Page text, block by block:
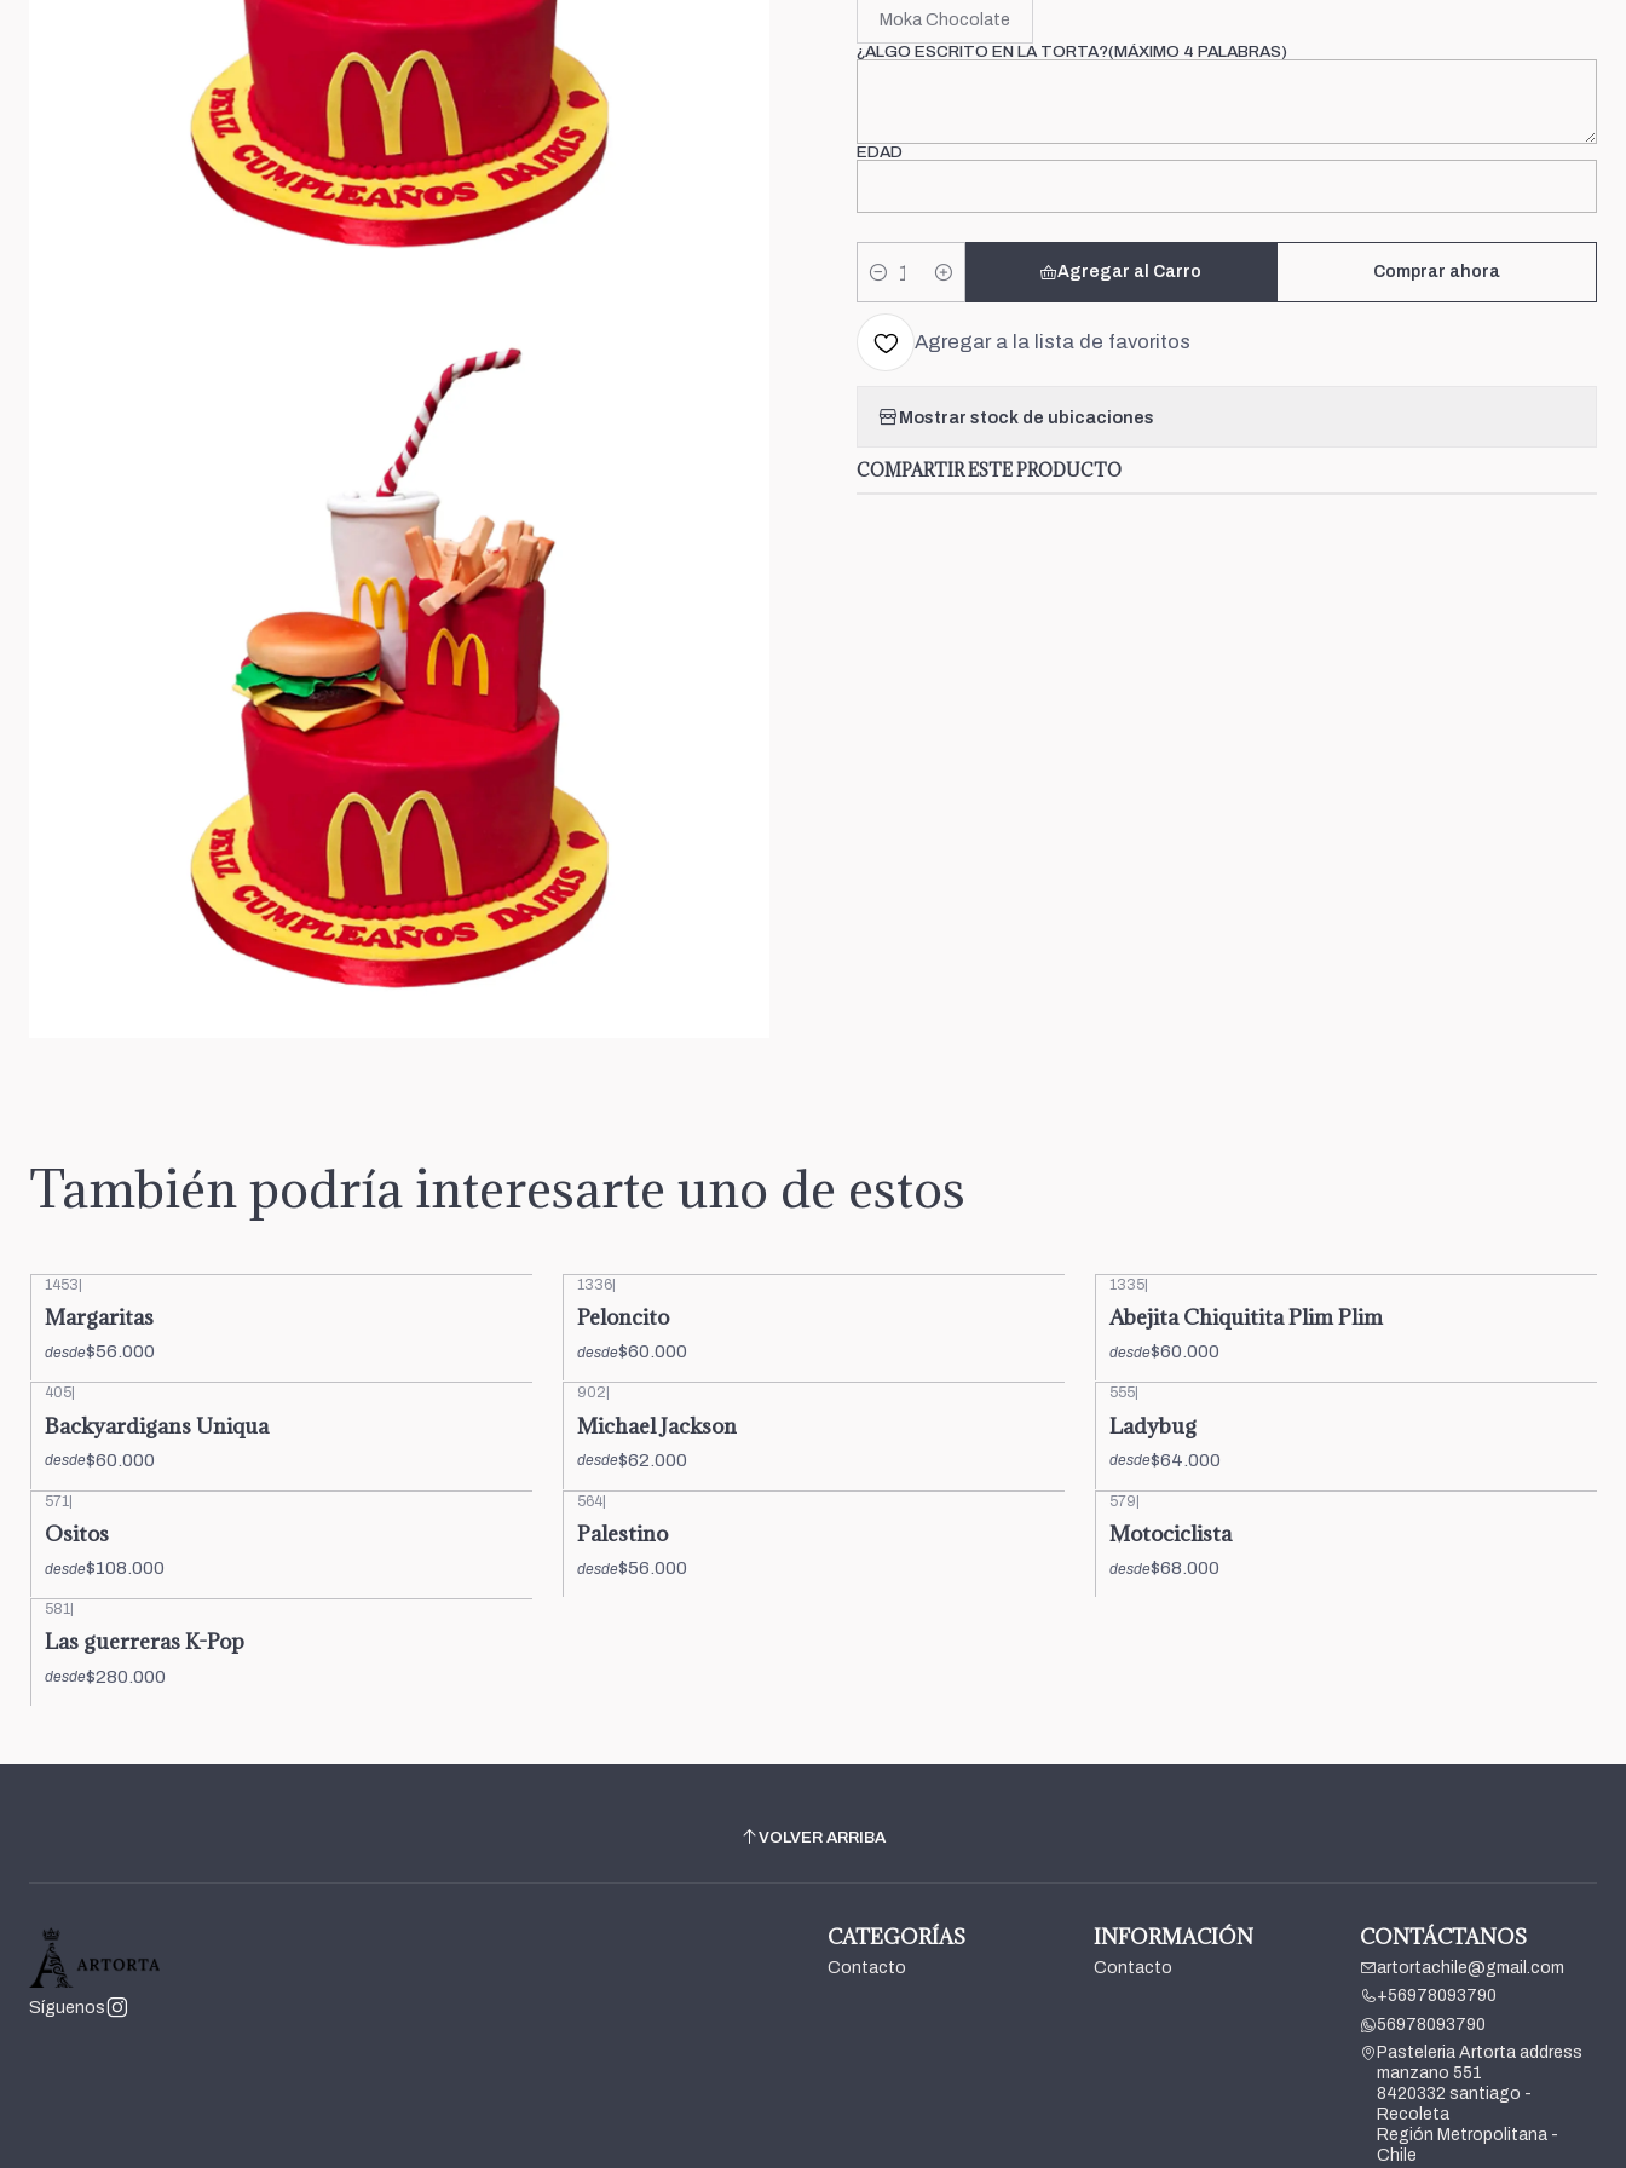
Moka Chocolate
¿ALGO ESCRITO EN LA TORTA?(MÁXIMO 4 PALABRAS)
EDAD
Cantidad
Agregar al Carro Comprar ahora
Agregar a la lista de favoritos
Mostrar stock de ubicaciones
COMPARTIR ESTE PRODUCTO
También podría interesarte uno de estos
1453
Margaritas
desde$56.000
1336|
Peloncito
desde$60.000
1335|
Abejita Chiquitita Plim Plim
desde$60.000
405
Backyardigans Uniqua
desde$60.000
902
Michael Jackson
desde$62.000
555|
Ladybug
desde$64.000
571 |
Ositos
desde$108.000
564|
Palestino
desde$56.000
579|
Motociclista
desde$68.000
581
Las guerreras K-Pop
desde$280.000
VOLVER ARRIBA
Síguenos
CATEGORÍAS
Contacto
INFORMACIÓN
Contacto
CONTÁCTANOS
artortachile@gmail.com
+56978093790
56978093790
Pasteleria Artorta address
manzano 551
8420332 santiago -
Recoleta
Región Metropolitana -
Chile